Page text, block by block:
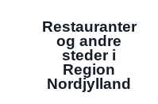
Restauranter
og andre
steder i
Region
Nordjylland